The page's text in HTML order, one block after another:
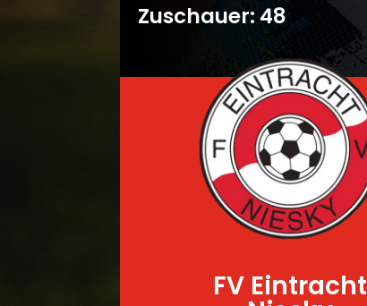
Zuschauer: 48
FV Eintracht